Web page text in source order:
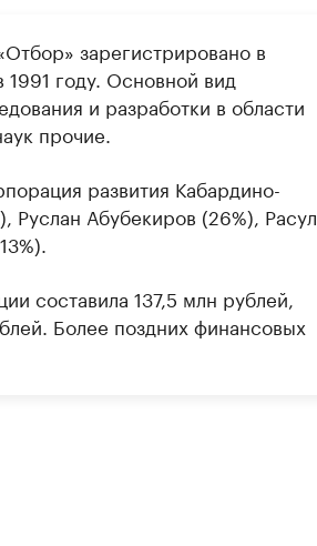
зарегистрировано в
году. Основной вид
и разработки в области
прочие.
развития Кабардино-
Руслан Абубекиров (26%), Расул
составила 137,5 млн рублей,
Более поздних финансовых